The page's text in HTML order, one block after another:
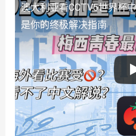
澳大利亚看CCTV5世界杯
是你的终极解决指南